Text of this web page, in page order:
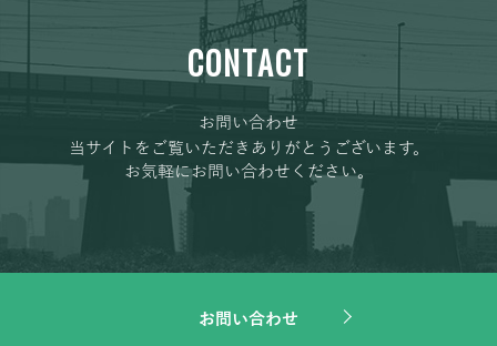
CONTACT
お問い合わせ
当サイトをご覧いただきありがとうございます。
お気軽にお問い合わせください。
お問い合わせ